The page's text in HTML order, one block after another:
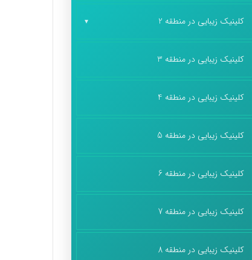
کلینیک زیبایی در منطقه 2
کلینیک زیبایی در منطقه 3
کلینیک زیبایی در منطقه 4
کلینیک زیبایی در منطقه 5
کلینیک زیبایی در منطقه 6
کلینیک زیبایی در منطقه 7
کلینیک زیبایی در منطقه 8